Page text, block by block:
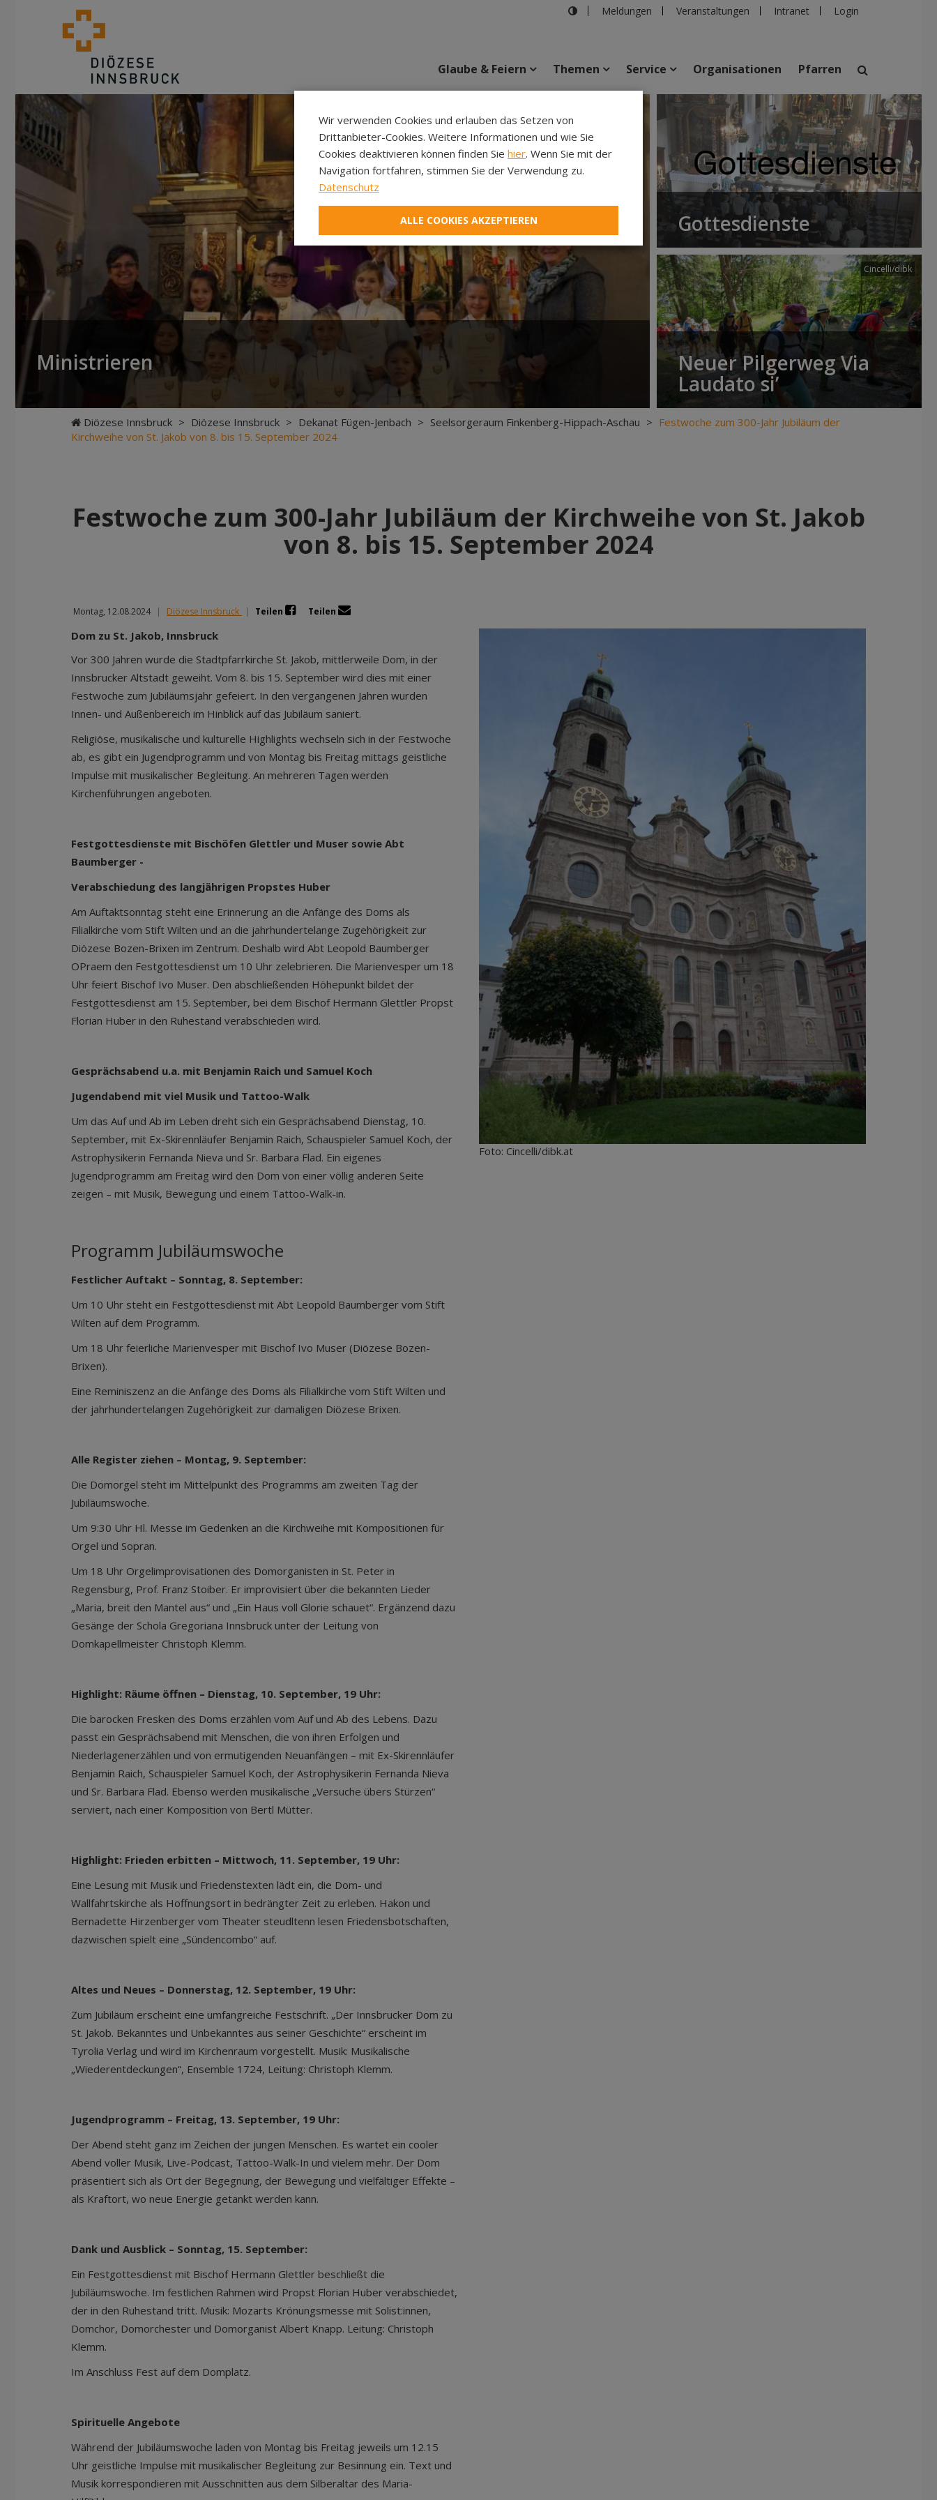
Meldungen Veranstaltungen Intranet Login
suchen
Veranstaltungen Personen Pfarren Einrichtungen
Glaube & Feiern Themen Service Organisationen Pfarren
Ministrieren
Gottesdienste
Cincelli/dibk
Neuer Pilgerweg Via
Laudato si’
Diözese Innsbruck > Diözese Innsbruck > Dekanat Fügen-Jenbach > Seelsorgeraum Finkenberg-Hippach-Aschau > Festwoche zum 300-Jahr Jubiläum der
Kirchweihe von St. Jakob von 8. bis 15. September 2024
Festwoche zum 300-Jahr Jubiläum der Kirchweihe von St. Jakob
von 8. bis 15. September 2024
Montag, 12.08.2024 | Diözese Innsbruck | Teilen Teilen
Dom zu St. Jakob, Innsbruck
Vor 300 Jahren wurde die Stadtpfarrkirche St. Jakob, mittlerweile Dom, in der
Innsbrucker Altstadt geweiht. Vom 8. bis 15. September wird dies mit einer
Festwoche zum Jubiläumsjahr gefeiert. In den vergangenen Jahren wurden
Innen- und Außenbereich im Hinblick auf das Jubiläum saniert.
Religiöse, musikalische und kulturelle Highlights wechseln sich in der Festwoche
ab, es gibt ein Jugendprogramm und von Montag bis Freitag mittags geistliche
Impulse mit musikalischer Begleitung. An mehreren Tagen werden
Kirchenführungen angeboten.
Festgottesdienste mit Bischöfen Glettler und Muser sowie Abt
Baumberger -
Verabschiedung des langjährigen Propstes Huber
Am Auftaktsonntag steht eine Erinnerung an die Anfänge des Doms als
Filialkirche vom Stift Wilten und an die jahrhundertelange Zugehörigkeit zur
Diözese Bozen-Brixen im Zentrum. Deshalb wird Abt Leopold Baumberger
OPraem den Festgottesdienst um 10 Uhr zelebrieren. Die Marienvesper um 18
Uhr feiert Bischof Ivo Muser. Den abschließenden Höhepunkt bildet der
Festgottesdienst am 15. September, bei dem Bischof Hermann Glettler Propst
Florian Huber in den Ruhestand verabschieden wird.
Gesprächsabend u.a. mit Benjamin Raich und Samuel Koch
Jugendabend mit viel Musik und Tattoo-Walk
Um das Auf und Ab im Leben dreht sich ein Gesprächsabend Dienstag, 10.
September, mit Ex-Skirennläufer Benjamin Raich, Schauspieler Samuel Koch, der
Astrophysikerin Fernanda Nieva und Sr. Barbara Flad. Ein eigenes
Jugendprogramm am Freitag wird den Dom von einer völlig anderen Seite
zeigen – mit Musik, Bewegung und einem Tattoo-Walk-in.
Programm Jubiläumswoche
Festlicher Auftakt – Sonntag, 8. September:
Um 10 Uhr steht ein Festgottesdienst mit Abt Leopold Baumberger vom Stift
Wilten auf dem Programm.
Um 18 Uhr feierliche Marienvesper mit Bischof Ivo Muser (Diözese Bozen-
Brixen).
Eine Reminiszenz an die Anfänge des Doms als Filialkirche vom Stift Wilten und
der jahrhundertelangen Zugehörigkeit zur damaligen Diözese Brixen.
Alle Register ziehen – Montag, 9. September:
Die Domorgel steht im Mittelpunkt des Programms am zweiten Tag der
Jubiläumswoche.
Um 9:30 Uhr Hl. Messe im Gedenken an die Kirchweihe mit Kompositionen für
Orgel und Sopran.
Um 18 Uhr Orgelimprovisationen des Domorganisten in St. Peter in
Regensburg, Prof. Franz Stoiber. Er improvisiert über die bekannten Lieder
„Maria, breit den Mantel aus“ und „Ein Haus voll Glorie schauet“. Ergänzend dazu
Gesänge der Schola Gregoriana Innsbruck unter der Leitung von
Domkapellmeister Christoph Klemm.
Highlight: Räume öffnen – Dienstag, 10. September, 19 Uhr:
Die barocken Fresken des Doms erzählen vom Auf und Ab des Lebens. Dazu
passt ein Gesprächsabend mit Menschen, die von ihren Erfolgen und
Niederlagenerzählen und von ermutigenden Neuanfängen – mit Ex-Skirennläufer
Benjamin Raich, Schauspieler Samuel Koch, der Astrophysikerin Fernanda Nieva
und Sr. Barbara Flad. Ebenso werden musikalische „Versuche übers Stürzen“
serviert, nach einer Komposition von Bertl Mütter.
Highlight: Frieden erbitten – Mittwoch, 11. September, 19 Uhr:
Eine Lesung mit Musik und Friedenstexten lädt ein, die Dom- und
Wallfahrtskirche als Hoffnungsort in bedrängter Zeit zu erleben. Hakon und
Bernadette Hirzenberger vom Theater steudltenn lesen Friedensbotschaften,
dazwischen spielt eine „Sündencombo“ auf.
Altes und Neues – Donnerstag, 12. September, 19 Uhr:
Zum Jubiläum erscheint eine umfangreiche Festschrift. „Der Innsbrucker Dom zu
St. Jakob. Bekanntes und Unbekanntes aus seiner Geschichte“ erscheint im
Tyrolia Verlag und wird im Kirchenraum vorgestellt. Musik: Musikalische
„Wiederentdeckungen“, Ensemble 1724, Leitung: Christoph Klemm.
Jugendprogramm – Freitag, 13. September, 19 Uhr:
Der Abend steht ganz im Zeichen der jungen Menschen. Es wartet ein cooler
Abend voller Musik, Live-Podcast, Tattoo-Walk-In und vielem mehr. Der Dom
präsentiert sich als Ort der Begegnung, der Bewegung und vielfältiger Effekte –
als Kraftort, wo neue Energie getankt werden kann.
Dank und Ausblick – Sonntag, 15. September:
Ein Festgottesdienst mit Bischof Hermann Glettler beschließt die
Jubiläumswoche. Im festlichen Rahmen wird Propst Florian Huber verabschiedet,
der in den Ruhestand tritt. Musik: Mozarts Krönungsmesse mit Solist:innen,
Domchor, Domorchester und Domorganist Albert Knapp. Leitung: Christoph
Klemm.
Im Anschluss Fest auf dem Domplatz.
Spirituelle Angebote
Während der Jubiläumswoche laden von Montag bis Freitag jeweils um 12.15
Uhr geistliche Impulse mit musikalischer Begleitung zur Besinnung ein. Text und
Musik korrespondieren mit Ausschnitten aus dem Silberaltar des Maria-
Foto: Cincelli/dibk.at
Wir verwenden Cookies und erlauben das Setzen von
Drittanbieter-Cookies. Weitere Informationen und wie Sie
Cookies deaktivieren können finden Sie hier. Wenn Sie mit der
Navigation fortfahren, stimmen Sie der Verwendung zu.
Datenschutz
ALLE COOKIES AKZEPTIEREN